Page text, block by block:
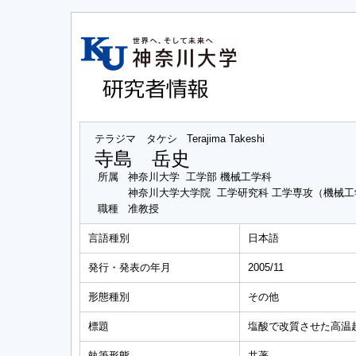
テラジマ タケシ Terajima Takeshi
寺島 岳史
所属
神奈川大学 工学部 機械工学科
神奈川大学大学院 工学研究科 工学専攻（機械
職種
准教授
言語種別 日本語
発行・発表の年月 2005/11
形態種別 その他
標題 塩酸で改質させた高温